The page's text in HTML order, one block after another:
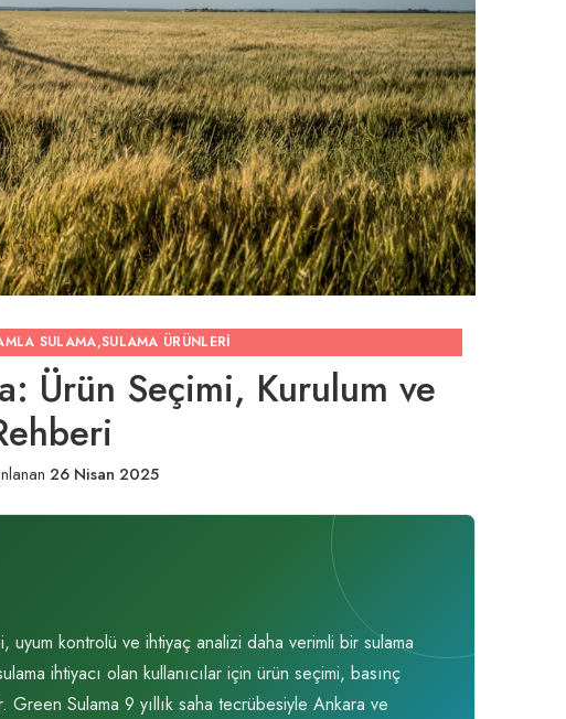
SULAMA,SULAMA ÜRÜNLERI
Ürün Seçimi, Kurulum ve
26 Nisan 2025
uyum kontrolü ve ihtiyaç analizi daha verimli bir sulama
ihtiyacı olan kullanıcılar için ürün seçimi, basınç
Green Sulama 9 yıllık saha tecrübesiyle Ankara ve